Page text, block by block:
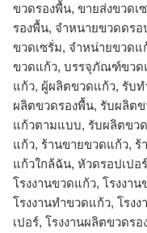
ขวดรองพื้น, ขายส่งขวดเ
รองพื้น, จำหนายขวดดร
ขวดเซรั่ม, จำหน่ายขวด
ขวดแก้ว, บรรจุภัณฑ์ขวด
แก้ว, ผู้ผลิตขวดแก้ว, รับ
ผลิตขวดรองพื้น, รับผลิต
แก้วตามแบบ, รับผลิตขว
แก้ว, ร้านขายขวดแก้ว, ร้
แก้วใกล้ฉัน, หัวดรอปเป
โรงงานขวดแก้ว, โรงงา
โรงงานทำขวดแก้ว, โรง
เปอร์, โรงงานผลิตขวดร